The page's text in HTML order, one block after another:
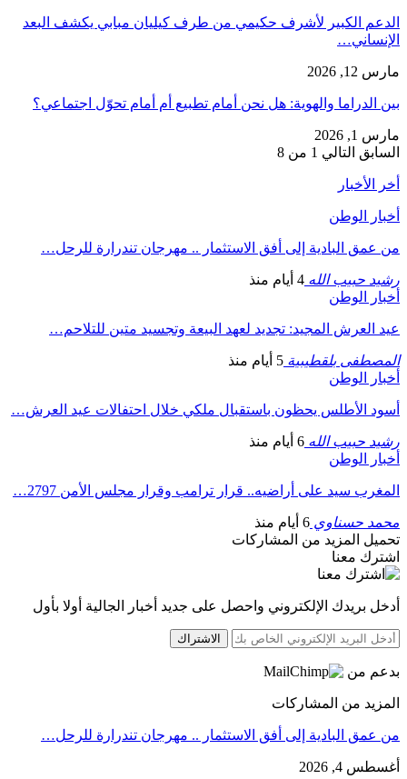
الدعم الكبير لأشرف حكيمي من طرف كيليان مبابي يكشف البعد
الإنساني…
مارس 12, 2026
بين الدراما والهوية: هل نحن أمام تطبيع أم أمام تحوّل اجتماعي؟
مارس 1, 2026
السابق التالي 1 من 8
أخر الأخبار
أخبار الوطن
من عمق البادية إلى أفق الاستثمار .. مهرجان تندرارة للرحل…
رشيد حبيب الله 4 أيام منذ
أخبار الوطن
عيد العرش المجيد: تجديد لعهد البيعة وتجسيد متين للتلاحم…
المصطفى بلقطيبية 5 أيام منذ
أخبار الوطن
أسود الأطلس يحظون باستقبال ملكي خلال احتفالات عيد العرش…
رشيد حبيب الله 6 أيام منذ
أخبار الوطن
المغرب سيد على أراضيه.. قرار ترامب وقرار مجلس الأمن 2797…
محمد حسناوي 6 أيام منذ
تحميل المزيد من المشاركات
اشترك معنا
أدخل بريدك الإلكتروني واحصل على جديد أخبار الجالية أولا بأول
الاشتراك
بدعم من
المزيد من المشاركات
من عمق البادية إلى أفق الاستثمار .. مهرجان تندرارة للرحل…
أغسطس 4, 2026